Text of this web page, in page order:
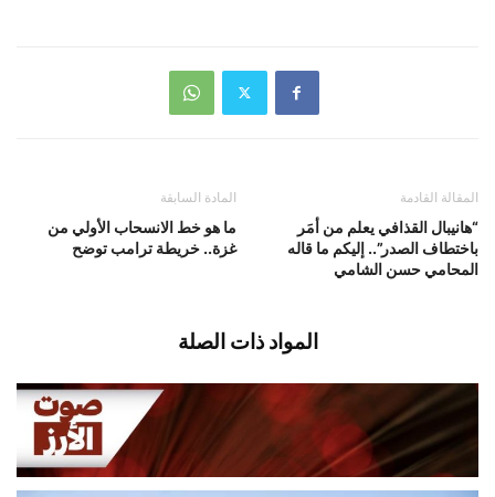
المادة السابقة
ما هو خط الانسحاب الأولي من
غزة.. خريطة ترامب توضح
المقالة القادمة
“هانيبال القذافي يعلم من أمَر
باختطاف الصدر”.. إليكم ما قاله
المحامي حسن الشامي
المواد ذات الصلة
قصف مدفعي متواصل يستهدف اطراف
مجدلزون والمنصوري
اخبار محلية أغسطس 5, 2026